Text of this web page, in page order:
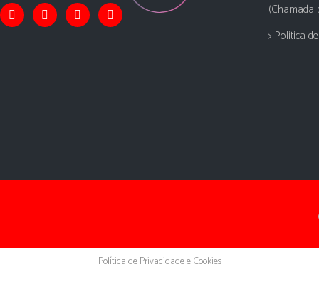
(Chamada
> Politica
Política de Privacidade e Cookies